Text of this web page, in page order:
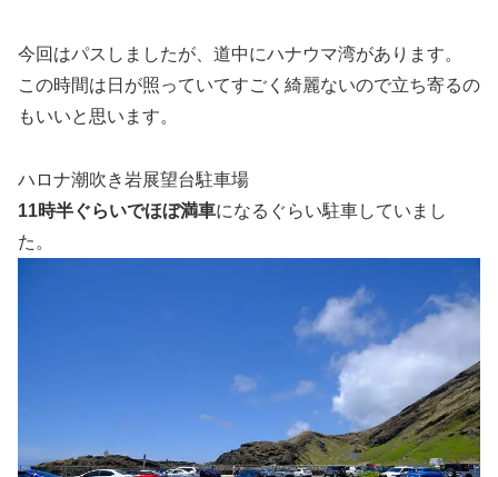
今回はパスしましたが、道中にハナウマ湾があります。
この時間は日が照っていてすごく綺麗ないので立ち寄るの
もいいと思います。
ハロナ潮吹き岩展望台駐車場
11時半ぐらいでほぼ満車になるぐらい駐車していまし
た。